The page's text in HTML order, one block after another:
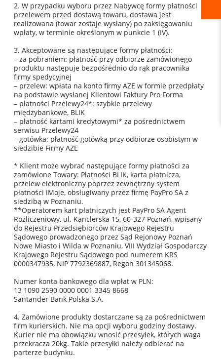
2. W przypadku wyboru przez Nabywcę formy płatności
przelewem przed dostawą towaru, dostawa jest
realizowana (towar zostaje wysłany) po zaksięgowaniu
wpłaty, w terminie określonym w punkcie 1 (IV).
3. Akceptowane są następujące formy płatności:
– za pobraniem: płatność przy odbiorze zamówionego
produktu następuje bezpośrednio do rąk pracownika
firmy spedycyjnej
– przelew: wpłata na konto firmy AZE w formie przedpłaty
na podstawie wysłanej Klientowi Faktury Pro Forma
– płatności Przelewy24*: szybkie przelewy
międzybankowe, BLIK
– płatność kartami kredytowymi* za pośrednictwem
serwisu Przelewy24
– gotówka: płatność gotówką przy odbiorze osobistym w
siedzibie Firmy AZE
* Klient może wybrać następujące formy płatności za
zamówione Towary: Płatności BLIK, karta płatnicza,
przelew elektroniczny poprzez zewnętrzny system
płatności iMoje, obsługiwany przez firmę PayPro SA z
siedzibą w Poznaniu.
**Operatorem kart płatniczych jest PayPro SA Agent
Rozliczeniowy, ul. Kanclerska 15, 60-327 Poznań, wpisany
do Rejestru Przedsiębiorców Krajowego Rejestru
Sądowego prowadzonego przez Sąd Rejonowy Poznań 
Nowe Miasto i Wilda w Poznaniu, VIII Wydział Gospodarczy
Krajowego Rejestru Sądowego pod numerem KRS
0000347935, NIP 7792369887, Regon 301345068.
Numer konta bankowego dla wpłat w PLN:
13 1090 2590 0000 0001 3345 8668
Santander Bank Polska S.A.
4. Zamówione produkty dostarczane są za pośrednictwem
firm kurierskich. Nie ma opcji wyboru godziny dostawy.
Kurier nie ma obowiązku wnosić przesyłek, których waga
przekracza 20kg. Takie przesyłki należy odbierać na
parterze budynku.